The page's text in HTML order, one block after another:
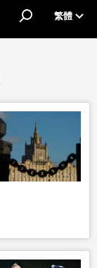
繁體